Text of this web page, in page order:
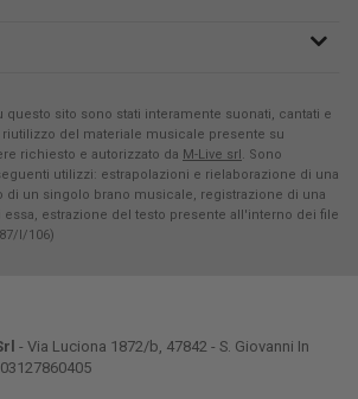
sito sono stati interamente suonati, cantati e
riutilizzo del materiale musicale presente su
richiesto e autorizzato da M-Live srl. Sono
utilizzi: estrapolazioni e rielaborazione di una
di un singolo brano musicale, registrazione di una
estrazione del testo presente all'interno dei file
I/106)
- Via Luciona 1872/b, 47842 - S. Giovanni In